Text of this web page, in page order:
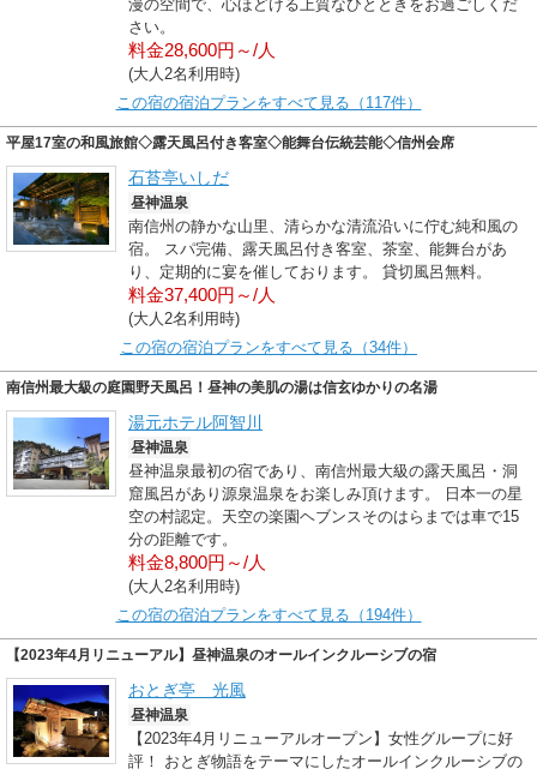
漫の空間で、心ほどける上質なひとときをお過ごしくだ
さい。
料金28,600円～/人
(大人2名利用時)
この宿の宿泊プランをすべて見る（117件）
平屋17室の和風旅館◇露天風呂付き客室◇能舞台伝統芸能◇信州会席
石苔亭いしだ
昼神温泉
南信州の静かな山里、清らかな清流沿いに佇む純和風の
宿。 スパ完備、露天風呂付き客室、茶室、能舞台があ
り、定期的に宴を催しております。 貸切風呂無料。
料金37,400円～/人
(大人2名利用時)
この宿の宿泊プランをすべて見る（34件）
南信州最大級の庭園野天風呂！昼神の美肌の湯は信玄ゆかりの名湯
湯元ホテル阿智川
昼神温泉
昼神温泉最初の宿であり、南信州最大級の露天風呂・洞
窟風呂があり源泉温泉をお楽しみ頂けます。 日本一の星
空の村認定。天空の楽園ヘブンスそのはらまでは車で15
分の距離です。
料金8,800円～/人
(大人2名利用時)
この宿の宿泊プランをすべて見る（194件）
【2023年4月リニューアル】昼神温泉のオールインクルーシブの宿
おとぎ亭 光風
昼神温泉
【2023年4月リニューアルオープン】女性グループに好
評！ おとぎ物語をテーマにしたオールインクルーシブの